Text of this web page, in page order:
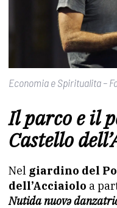
Economia e Spiritualita –
Il parco e il
Castello
Nel giardino del
dell’Acciaiolo a
Nutida nuovə